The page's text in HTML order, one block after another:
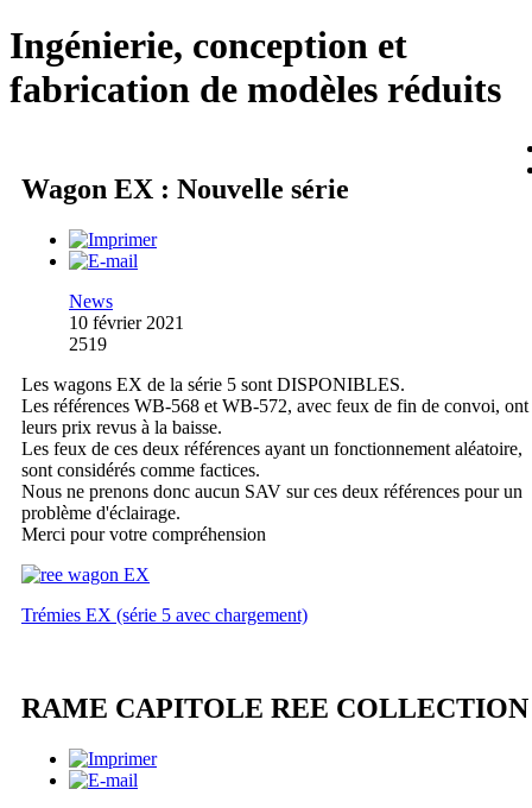
Ingénierie, conception et
fabrication de modèles réduits
Wagon EX : Nouvelle série
News
10 février 2021
2519
Les wagons EX de la série 5 sont DISPONIBLES.
Les références WB-568 et WB-572, avec feux de fin de convoi, ont
leurs prix revus à la baisse.
Les feux de ces deux références ayant un fonctionnement aléatoire,
sont considérés comme factices.
Nous ne prenons donc aucun SAV sur ces deux références pour un
problème d'éclairage.
Merci pour votre compréhension
Trémies EX (série 5 avec chargement)
RAME CAPITOLE REE COLLECTION